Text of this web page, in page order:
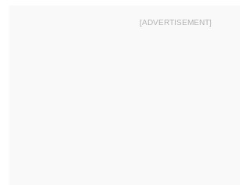
[ADVERTISEMENT]